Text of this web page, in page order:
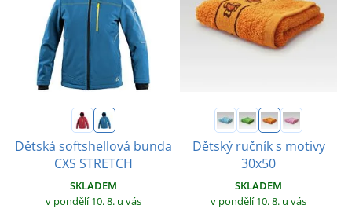
Dětská softshellová bunda
CXS STRETCH
SKLADEM
v pondělí 10. 8. u vás
Dětský ručník s motivy
30x50
SKLADEM
v pondělí 10. 8. u vás